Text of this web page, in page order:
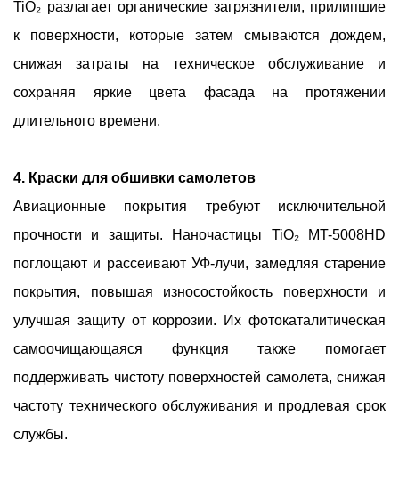
TiO₂ разлагает органические загрязнители, прилипшие
к поверхности, которые затем смываются дождем,
снижая затраты на техническое обслуживание и
сохраняя яркие цвета фасада на протяжении
длительного времени.
4. Краски для обшивки самолетов
Авиационные покрытия требуют исключительной
прочности и защиты. Наночастицы TiO₂ MT-5008HD
поглощают и рассеивают УФ-лучи, замедляя старение
покрытия, повышая износостойкость поверхности и
улучшая защиту от коррозии. Их фотокаталитическая
самоочищающаяся функция также помогает
поддерживать чистоту поверхностей самолета, снижая
частоту технического обслуживания и продлевая срок
службы.